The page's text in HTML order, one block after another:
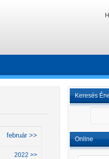
Keresés
Online
február >>
2022 >>